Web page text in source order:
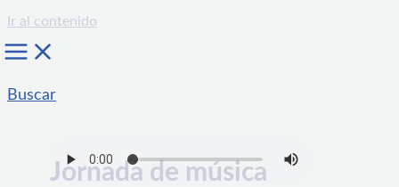
Ir al contenido
Buscar
Jornada de música